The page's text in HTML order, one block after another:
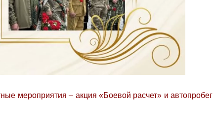
мероприятия – акция «Боевой расчет» и автопробег